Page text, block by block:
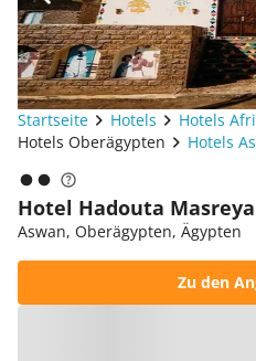
Startseite Hotels Hotels
Hotels Oberägypten
Hotels
Hotel Hadouta
Aswan, Oberägypten, Ägypten
Zu den